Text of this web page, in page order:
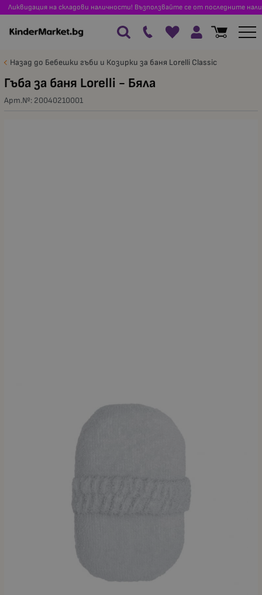
Ликвидация на складови наличности! Възползвайте се от последните
Назад до Бебешки гъби и Козирки за баня Lorelli Classic
Гъба за баня Lorelli - Бяла
Арт.№: 20040210001